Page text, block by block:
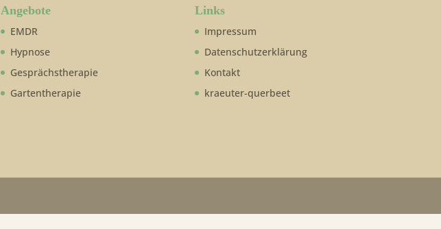
Angebote
EMDR
Hypnose
Gesprächstherapie
Gartentherapie
Links
Impressum
Datenschutzerklärung
Kontakt
kraeuter-querbeet